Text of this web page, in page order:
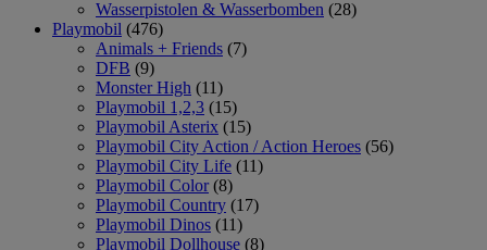
Wasserpistolen & Wasserbomben (28)
Playmobil (476)
Animals + Friends (7)
DFB (9)
Monster High (11)
Playmobil 1,2,3 (15)
Playmobil Asterix (15)
Playmobil City Action / Action Heroes (56)
Playmobil City Life (11)
Playmobil Color (8)
Playmobil Country (17)
Playmobil Dinos (11)
Playmobil Dollhouse (8)